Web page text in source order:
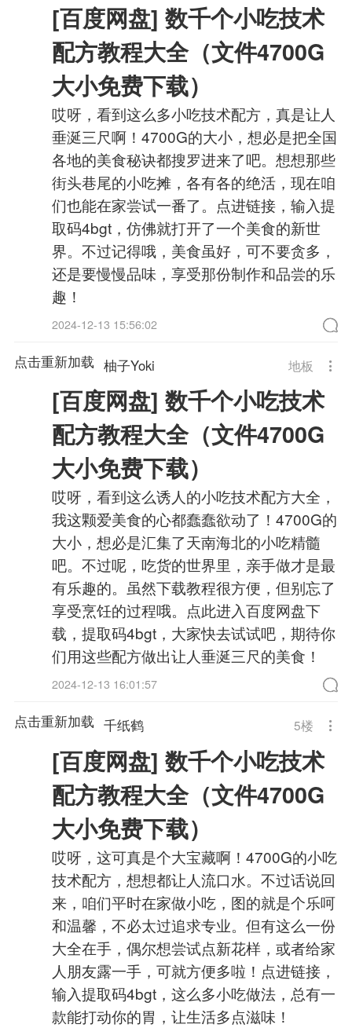
[百度网盘] 数千个小吃技术
配方教程大全（文件4700G
大小免费下载）
哎呀，看到这么多小吃技术配方，真是让人
垂涎三尺啊！4700G的大小，想必是把全国
各地的美食秘诀都搜罗进来了吧。想想那些
街头巷尾的小吃摊，各有各的绝活，现在咱
们也能在家尝试一番了。点进链接，输入提
取码4bgt，仿佛就打开了一个美食的新世
界。不过记得哦，美食虽好，可不要贪多，
还是要慢慢品味，享受那份制作和品尝的乐
趣！
2024-12-13 15:56:02
点击重新加载 地板
柚子Yoki
[百度网盘] 数千个小吃技术
配方教程大全（文件4700G
大小免费下载）
哎呀，看到这么诱人的小吃技术配方大全，
我这颗爱美食的心都蠢蠢欲动了！4700G的
大小，想必是汇集了天南海北的小吃精髓
吧。不过呢，吃货的世界里，亲手做才是最
有乐趣的。虽然下载教程很方便，但别忘了
享受烹饪的过程哦。点此进入百度网盘下
载，提取码4bgt，大家快去试试吧，期待你
们用这些配方做出让人垂涎三尺的美食！
2024-12-13 16:01:57
点击重新加载 5楼
千纸鹤
[百度网盘] 数千个小吃技术
配方教程大全（文件4700G
大小免费下载）
哎呀，这可真是个大宝藏啊！4700G的小吃
技术配方，想想都让人流口水。不过话说回
来，咱们平时在家做小吃，图的就是个乐呵
和温馨，不必太过追求专业。但有这么一份
大全在手，偶尔想尝试点新花样，或者给家
人朋友露一手，可就方便多啦！点进链接，
输入提取码4bgt，这么多小吃做法，总有一
款能打动你的胃，让生活多点滋味！